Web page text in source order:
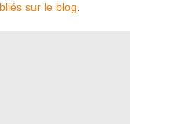
sur le blog